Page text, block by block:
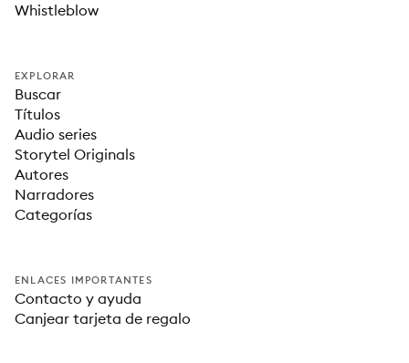
Whistleblow
EXPLORAR
Buscar
Títulos
Audio series
Storytel Originals
Autores
Narradores
Categorías
ENLACES IMPORTANTES
Contacto y ayuda
Canjear tarjeta de regalo